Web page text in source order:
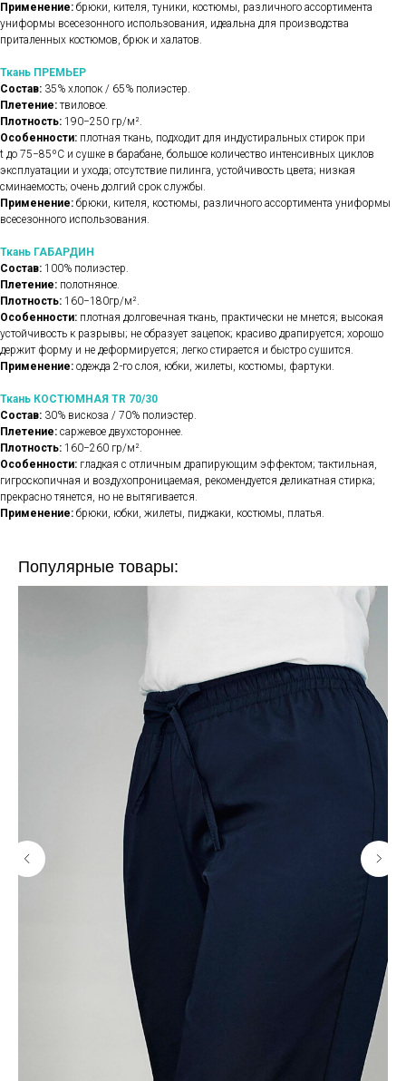
Применение: брюки, кителя, туники, костюмы, различного ассортимента
униформы всесезонного использования, идеальна для производства
приталенных костюмов, брюк и халатов.
Ткань ПРЕМЬЕР
Состав: 35% хлопок / 65% полиэстер.
Плетение: твиловое.
Плотность: 190−250 гр/м².
Особенности: плотная ткань, подходит для индустиральных стирок при
t до 75−85ºС и сушке в барабане, большое количество интенсивных циклов
эксплуатации и ухода; отсутствие пилинга, устойчивость цвета; низкая
сминаемость; очень долгий срок службы.
Применение: брюки, кителя, костюмы, различного ассортимента униформы
всесезонного использования.
Ткань ГАБАРДИН
Состав: 100% полиэстер.
Плетение: полотняное.
Плотность: 160−180гр/м².
Особенности: плотная долговечная ткань, практически не мнется; высокая
устойчивость к разрывы; не образует зацепок; красиво драпируется; хорошо
держит форму и не деформируется; легко стирается и быстро сушится.
Применение: одежда 2-го слоя, юбки, жилеты, костюмы, фартуки.
Ткань КОСТЮМНАЯ TR 70/30
Состав: 30% вискоза / 70% полиэстер.
Плетение: саржевое двухстороннее.
Плотность: 160−260 гр/м².
Особенности: гладкая с отличным драпирующим эффектом; тактильная,
гигроскопичная и воздухопроницаемая, рекомендуется деликатная стирка;
прекрасно тянется, но не вытягивается.
Применение: брюки, юбки, жилеты, пиджаки, костюмы, платья.
Популярные товары: